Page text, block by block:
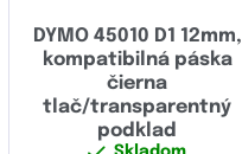
DYMO 45010 D1 12mm,
kompatibilná páska
čierna
tlač/transparentný
podklad